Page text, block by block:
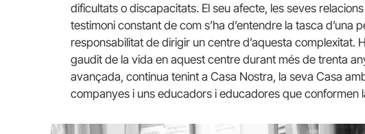
dificultats o discapacitats. El seu afecte, les seves
testimoni constant de com s’ha d’entendre la tasca d’una
responsabilitat de dirigir un centre d’aquesta complexitat.
gaudit de la vida en aquest centre durant més de trenta
avançada, continua tenint a Casa Nostra, la seva Casa
companyes i uns educadors i educadores que conformen